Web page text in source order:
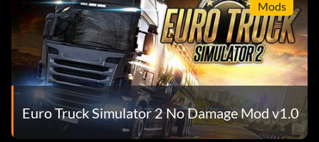
Mods
Euro Truck Simulator 2 No Damage Mod v1.0